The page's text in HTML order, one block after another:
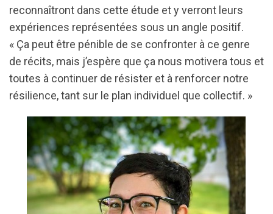
reconnaîtront dans cette étude et y verront leurs
expériences représentées sous un angle positif.
« Ça peut être pénible de se confronter à ce genre
de récits, mais j’espère que ça nous motivera tous et
toutes à continuer de résister et à renforcer notre
résilience, tant sur le plan individuel que collectif. »